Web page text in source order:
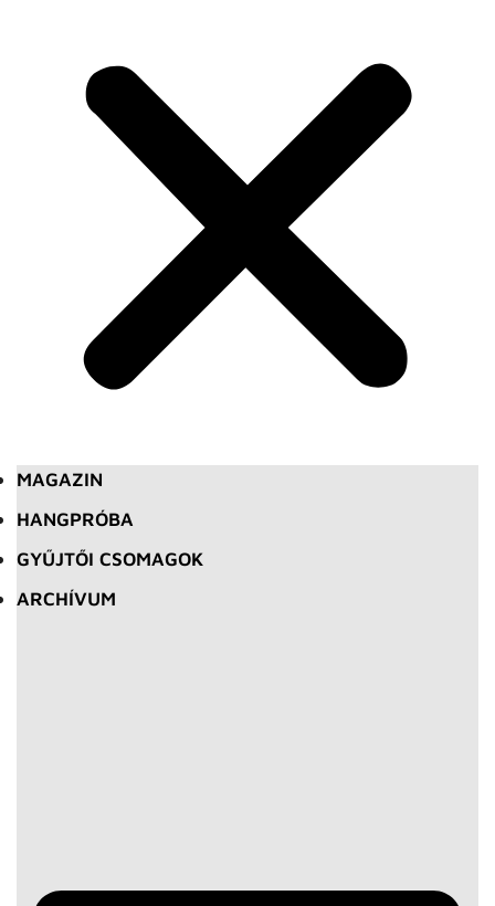
MAGAZIN
HANGPRÓBA
GYŰJTŐI CSOMAGOK
ARCHÍVUM